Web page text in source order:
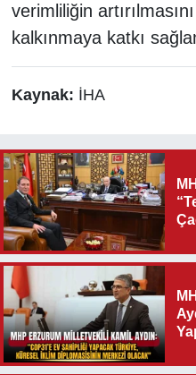
verimliliğin
kalkınmaya katkı
Kaynak: İHA